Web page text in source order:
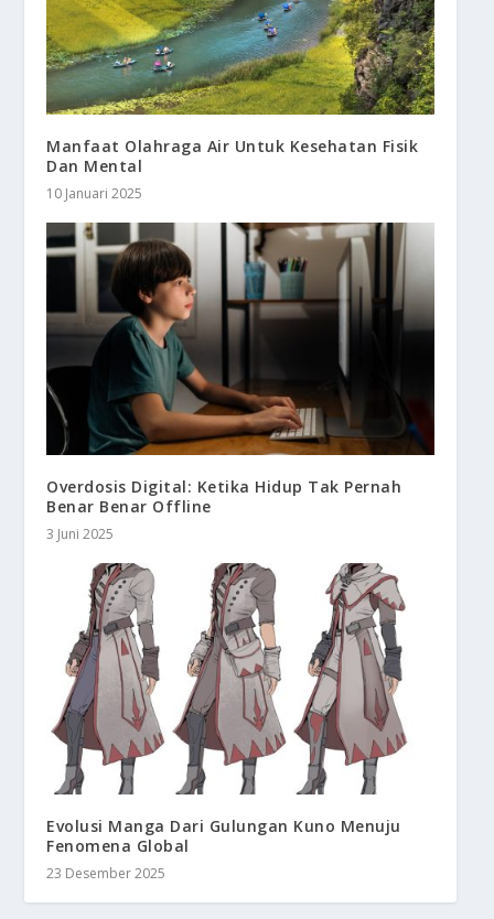
Manfaat Olahraga Air Untuk Kesehatan Fisik
Dan Mental
10 Januari 2025
Overdosis Digital: Ketika Hidup Tak Pernah
Benar Benar Offline
3 Juni 2025
Evolusi Manga Dari Gulungan Kuno Menuju
Fenomena Global
23 Desember 2025